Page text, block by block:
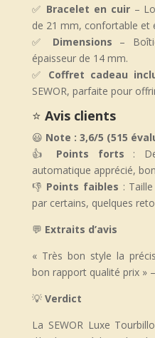
✅ Bracelet en cuir–
de 21 mm, confortable et
✅ Dimensions –
épaisseur de 14 mm.
✅ Coffret cadeau
SEWOR, parfaite pour
⭐ Avis clients
😃 Note : 3,6/5 (515
👍 Points forts :
automatique apprécié,
👎 Points faibles :
par certains, quelques
💬 Extraits d’avis
« Très bon style la
bon rapport qualité prix»
💡 Verdict
La SEWOR Luxe